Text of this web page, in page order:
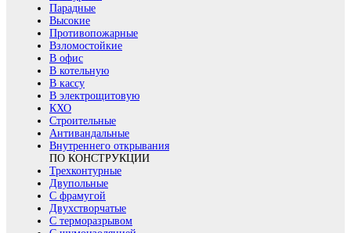
Парадные
Высокие
Противопожарные
Взломостойкие
В офис
В котельную
В кассу
В электрощитовую
КХО
Строительные
Антивандальные
Внутреннего открывания
ПО КОНСТРУКЦИИ
Трехконтурные
Двупольные
С фрамугой
Двухстворчатые
С терморазрывом